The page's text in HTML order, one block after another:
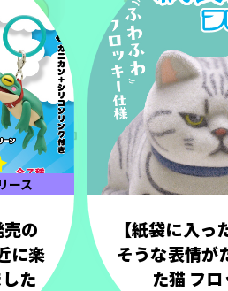
ース
の
に楽
た
【紙袋に入
そうな表情が
た猫 フ